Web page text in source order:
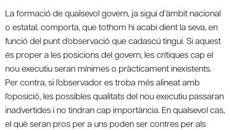
La formació de qualsevol govern, ja sigui d’àmbit nacional
o estatal, comporta, que tothom hi acabi dient la seva, en
funció del punt d’observació que cadascú tingui. Si aquest
és proper a les posicions del govern, les crítiques cap el
nou executiu seran mínimes o pràcticament inexistents.
Per contra, si l’observador es troba més alineat amb
l’oposició, les possibles qualitats del nou executiu passaran
inadvertides i no tindran cap importància. En qualsevol cas,
el què seran pros per a uns poden ser contres per als